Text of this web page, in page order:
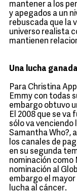
mantener a los
y apegados a un
rebuscada que la
universo realista
mantienen
Una lucha ganada
Para Christina
Emmy con todas
embargo obtuvo
El 2008 que se va
sólo va venciendo
Samantha Who?,
los canales de
en su segunda
nominación como
nominación al
embargo el
lucha al cáncer.